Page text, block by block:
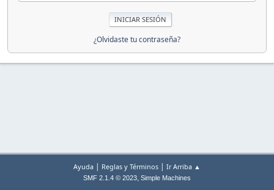
¿Olvidaste tu contraseña?
Ayuda | Reglas y Términos | Ir Arriba ▲
SMF 2.1.4 © 2023, Simple Machines